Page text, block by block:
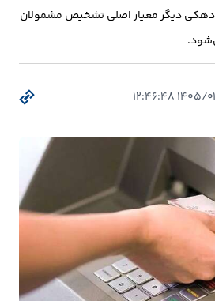
دیگر معیار اصلی تشخیص مشمولان
۱۸ ۱۲:۴۶:۴۸